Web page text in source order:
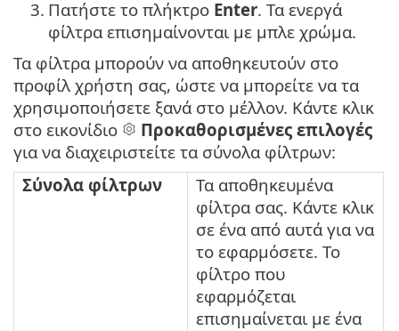
3. Πατήστε το πλήκτρο Enter. Τα ενεργά
φίλτρα επισημαίνονται με μπλε χρώμα.
Τα φίλτρα μπορούν να αποθηκευτούν στο
προφίλ χρήστη σας, ώστε να μπορείτε να τα
χρησιμοποιήσετε ξανά στο μέλλον. Κάντε κλικ
στο εικονίδιο
Προκαθορισμένες επιλογές
για να διαχειριστείτε τα σύνολα φίλτρων:
Σύνολα φίλτρων
Τα αποθηκευμένα
φίλτρα σας. Κάντε κλικ
σε ένα από αυτά για να
το εφαρμόσετε. Το
φίλτρο που
εφαρμόζεται
επισημαίνεται με ένα